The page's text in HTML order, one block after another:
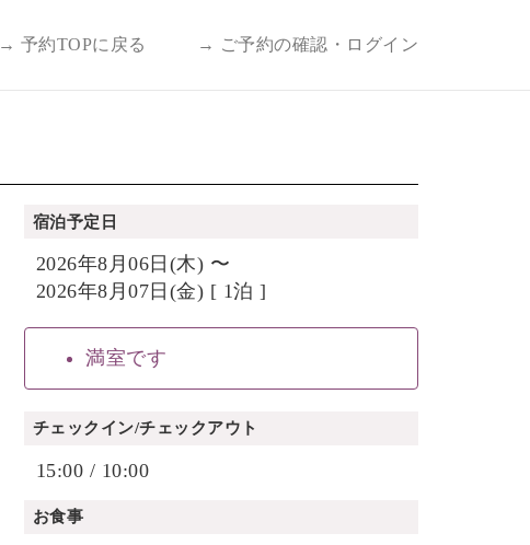
→ 予約TOPに戻る → ご予約の確認・ログイン
宿泊予定日
2026年8月06日(木) 〜
2026年8月07日(金) [ 1泊 ]
満室です
チェックイン/チェックアウト
15:00 / 10:00
お食事